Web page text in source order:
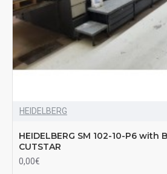
HEIDELBERG
HEIDELBERG SM 102-10-P6 with
CUTSTAR
0,00€